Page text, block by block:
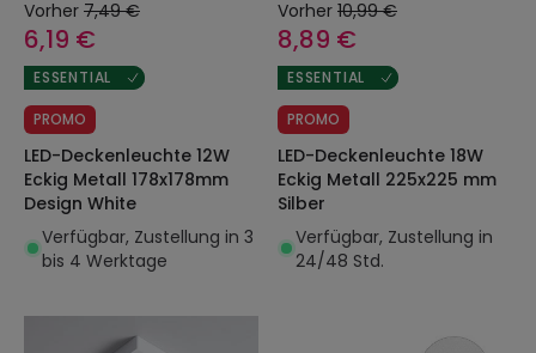
Vorher 7,49 €
6,19 €
ESSENTIAL
PROMO
LED-Deckenleuchte 12W
Eckig Metall 178x178mm
Design White
Verfügbar, Zustellung in 3
bis 4 Werktage
Vorher 10,99 €
8,89 €
ESSENTIAL
PROMO
LED-Deckenleuchte 18W
Eckig Metall 225x225 mm
Silber
Verfügbar, Zustellung in
24/48 Std.